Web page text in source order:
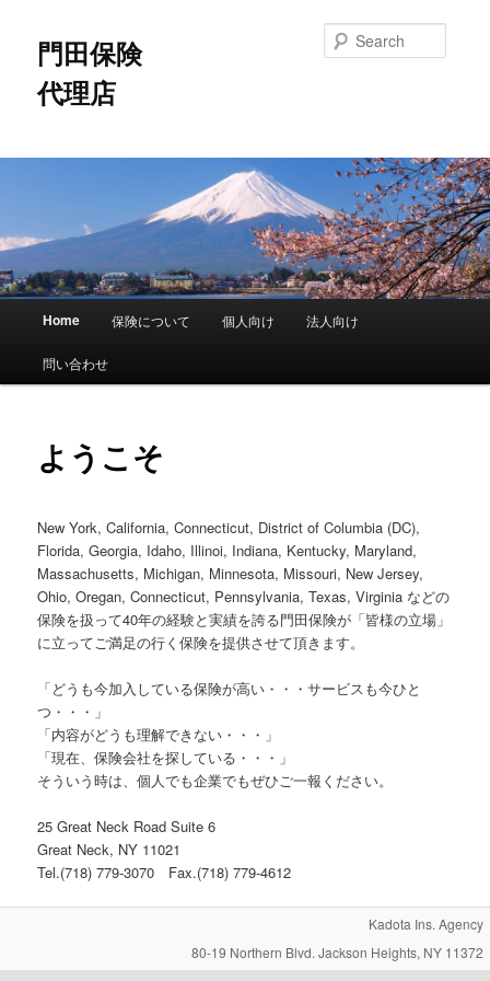
primary
content
門田保険
代理店
n
Home 保険について 個人向け 法人向け
問い合わせ
ようこそ
New York, California, Connecticut, District of Columbia (DC),
Florida, Georgia, Idaho, Illinoi, Indiana, Kentucky, Maryland,
Massachusetts, Michigan, Minnesota, Missouri, New Jersey,
Ohio, Oregan, Connecticut, Pennsylvania, Texas, Virginia などの
保険を扱って40年の経験と実績を誇る門田保険が「皆様の立場」
に立ってご満足の行く保険を提供させて頂きます。
「どうも今加入している保険が高い・・・サービスも今ひと
つ・・・」
「内容がどうも理解できない・・・」
「現在、保険会社を探している・・・」
そういう時は、個人でも企業でもぜひご一報ください。
25 Great Neck Road Suite 6
Great Neck, NY 11021
Tel.(718) 779-3070 Fax.(718) 779-4612
Kadota Ins. Agency
80-19 Northern Blvd. Jackson Heights, NY 11372